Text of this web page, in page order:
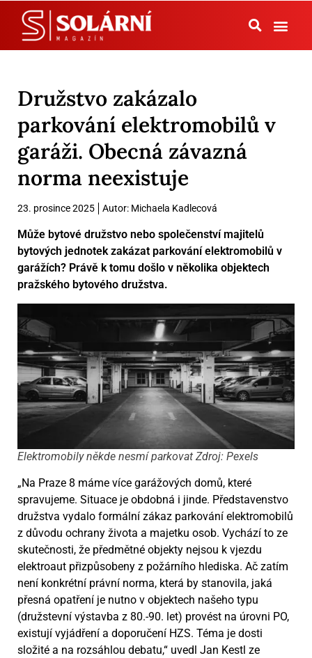
Družstvo zakázalo
parkování elektromobilů v
garáži. Obecná závazná
norma neexistuje
23. prosince 2025 Autor: Michaela Kadlecová
Může bytové družstvo nebo společenství majitelů
bytových jednotek zakázat parkování elektromobilů v
garážích? Právě k tomu došlo v několika objektech
pražského bytového družstva.
Elektromobily někde nesmí parkovat Zdroj: Pexels
„Na Praze 8 máme více garážových domů, které
spravujeme. Situace je obdobná i jinde. Představenstvo
družstva vydalo formální zákaz parkování elektromobilů
z důvodu ochrany života a majetku osob. Vychází to ze
skutečnosti, že předmětné objekty nejsou k vjezdu
elektroaut přizpůsobeny z požárního hlediska. Ač zatím
není konkrétní právní norma, která by stanovila, jaká
přesná opatření je nutno v objektech našeho typu
(družstevní výstavba z 80.-90. let) provést na úrovni PO,
existují vyjádření a doporučení HZS. Téma je dosti
složité a na rozsáhlou debatu,“ uvedl Jan Kestl ze